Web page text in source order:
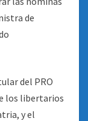
de
del PRO
los libertarios
y el